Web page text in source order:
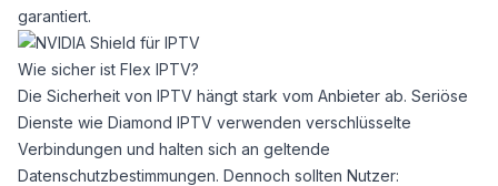
garantiert.
Wie sicher ist Flex IPTV?
Die Sicherheit von IPTV hängt stark vom Anbieter ab. Seriöse
Dienste wie Diamond IPTV verwenden verschlüsselte
Verbindungen und halten sich an geltende
Datenschutzbestimmungen. Dennoch sollten Nutzer: